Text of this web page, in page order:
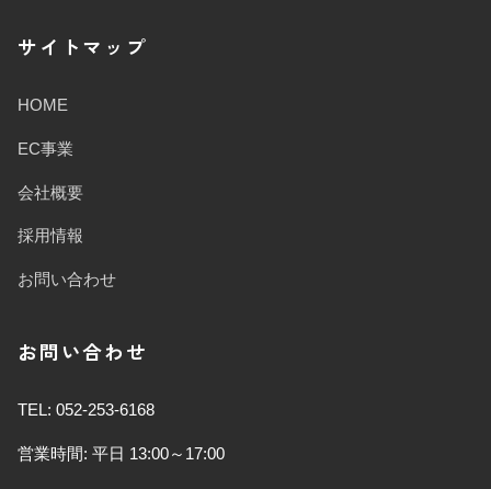
サイトマップ
HOME
EC事業
会社概要
採用情報
お問い合わせ
お問い合わせ
TEL: 052-253-6168
営業時間: 平日 13:00～17:00